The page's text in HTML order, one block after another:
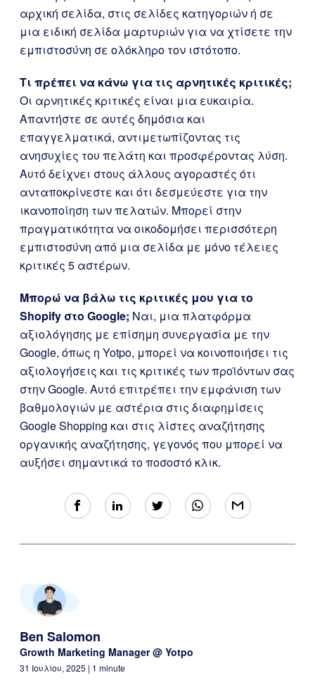
αρχική σελίδα, στις σελίδες κατηγοριών ή σε
μια ειδική σελίδα μαρτυριών για να χτίσετε την
εμπιστοσύνη σε ολόκληρο τον ιστότοπο.
Τι πρέπει να κάνω για τις αρνητικές κριτικές;
Οι αρνητικές κριτικές είναι μια ευκαιρία.
Απαντήστε σε αυτές δημόσια και
επαγγελματικά, αντιμετωπίζοντας τις
ανησυχίες του πελάτη και προσφέροντας λύση.
Αυτό δείχνει στους άλλους αγοραστές ότι
ανταποκρίνεστε και ότι δεσμεύεστε για την
ικανοποίηση των πελατών. Μπορεί στην
πραγματικότητα να οικοδομήσει περισσότερη
εμπιστοσύνη από μια σελίδα με μόνο τέλειες
κριτικές 5 αστέρων.
Μπορώ να βάλω τις κριτικές μου για το
Shopify στο Google; Ναι, μια πλατφόρμα
αξιολόγησης με επίσημη συνεργασία με την
Google, όπως η Yotpo, μπορεί να κοινοποιήσει τις
αξιολογήσεις και τις κριτικές των προϊόντων σας
στην Google. Αυτό επιτρέπει την εμφάνιση των
βαθμολογιών με αστέρια στις διαφημίσεις
Google Shopping και στις λίστες αναζήτησης
οργανικής αναζήτησης, γεγονός που μπορεί να
αυξήσει σημαντικά το ποσοστό κλικ.
Ben Salomon
Growth Marketing Manager @ Yotpo
31 Ιουλίου, 2025 | 1 minute